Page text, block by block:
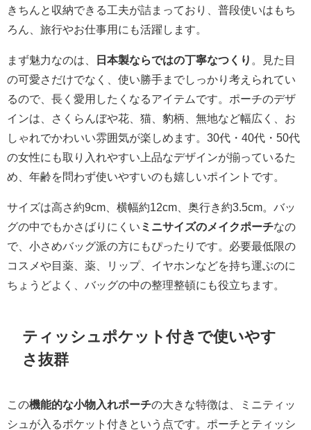
きちんと収納できる工夫が詰まっており、普段使いはもち
ろん、旅行やお仕事用にも活躍します。
まず魅力なのは、 日本製ならではの丁寧なつくり
。見た目
の可愛さだけでなく、使い勝手までしっかり考えられてい
るので、長く愛用したくなるアイテムです。ポーチのデザ
インは、さくらんぼや花、猫、豹柄、無地など幅広く、お
しゃれでかわいい雰囲気が楽しめます。30代・40代・50代
の女性にも取り入れやすい上品なデザインが揃っているた
め、年齢を問わず使いやすいのも嬉しいポイントです。
サイズは高さ約9cm、横幅約12cm、奥行き約3.5cm。バッ
グの中でもかさばりにくい ミニサイズのメイクポーチなの
で、小さめバッグ派の方にもぴったりです。必要最低限の
コスメや目薬、薬、リップ、イヤホンなどを持ち運ぶのに
ちょうどよく、バッグの中の整理整頓にも役立ちます。
ティッシュポケット付きで使いやす
さ抜群
この機能的な小物入れポーチの大きな特徴は、ミニティッ
シュが入るポケット付きという点です。ポーチとティッシ